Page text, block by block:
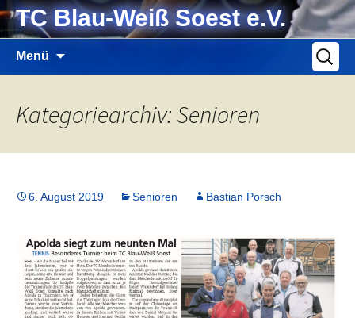
Zum
InhaltTC Blau-Weiß Soest e.V.
Menü
nach:
Kategoriearchiv: Senioren
6. August 2019 Senioren Bastian Porsch